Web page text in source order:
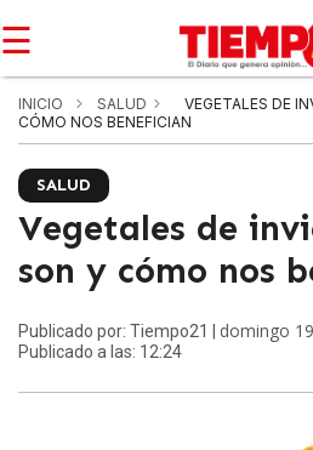
☰
INICIO SALUD
VEGETALES DE
CÓMO NOS BENEFICIAN
SALUD
Vegetales de
son y cómo nos
Publicado por: Tiempo21 | domingo
Publicado a las: 12:24